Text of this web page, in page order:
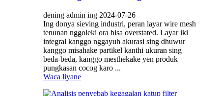
dening admin ing 2024-07-26
Ing donya sieving industri, peran layar wire mesh
tenunan nggoleki ora bisa overstated. Layar iki
integral kanggo nggayuh akurasi sing dhuwur
kanggo misahake partikel kanthi ukuran sing
beda-beda, kanggo mesthekake yen produk
pungkasan cocog karo ...
Waca liyane